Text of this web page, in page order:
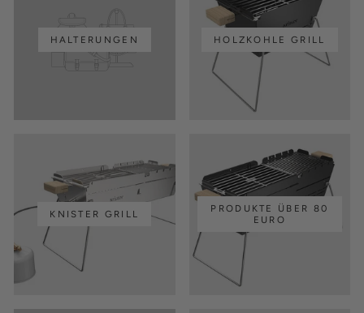
HALTERUNGEN HOLZKOHLE GRILL
KNISTER GRILL
PRODUKTE ÜBER 80
EURO